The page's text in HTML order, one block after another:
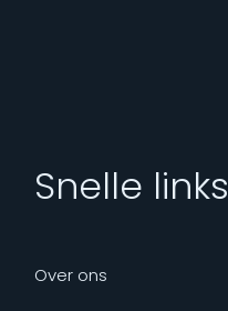
Snelle links
Over ons